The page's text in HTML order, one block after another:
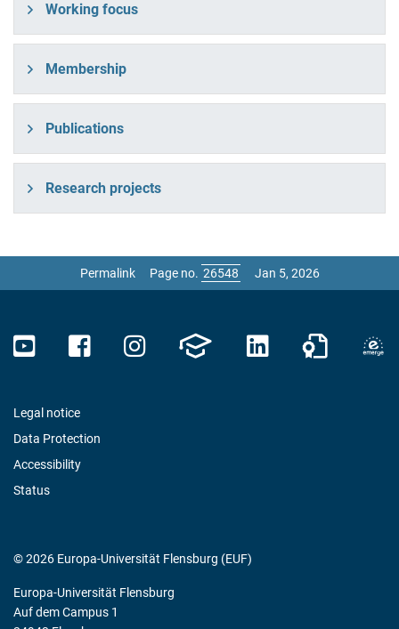
Working focus
Membership
Publications
Research projects
Permalink Page no. Jan 5, 2026
Legal notice
Data Protection
Accessibility
Status
© 2026 Europa-Universität Flensburg (EUF)
Europa-Universität Flensburg
Auf dem Campus 1